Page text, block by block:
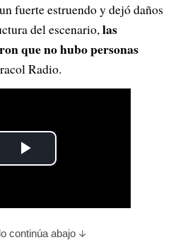
fuerte estruendo y dejó daños
del escenario,las
que no hubo personas
Radio.
P
a
continúa abajo